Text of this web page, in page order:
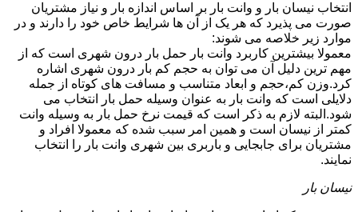
انتخاب نیسان بار و وانت بار بر اساس اندازه بار و نیاز مشتریان
صورت می پذیرد که هر یک از آن ها شرایط خاص خود را دارند و در
موارد زیر خلاصه می شوند:
معمولا بیشترین کاربرد وانت بار حمل بار درون شهری است که از
مهم ترین دلیل آن می توان به حجم کم بار درون شهری اشاره
کرد.وزن کم،حجم و ابعاد متناسب و مسافت های کوتاه از جمله
دلایلی است که وانت بار به عنوان وسیله حمل بار انتخاب می
شود.البته لازم به ذکر است که قیمت نرخ حمل بار به وسیله وانت
کمتر از نیسان است و همین امر سبب شده که معمولا افراد و
مشتریان برای جابجایی و باربری بین شهری وانت بار را انتخاب
نمایند.
نیسان بار